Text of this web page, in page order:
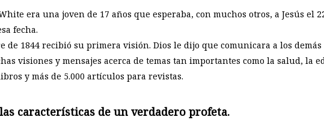
era una joven de 17 años que esperaba, con muchos otros, a Jesús el
fecha.
de 1844 recibió su primera visión. Dios le dijo que comunicara a los
visiones y mensajes acerca de temas tan importantes como la salud, la
y más de 5.000 artículos para revistas.
características de un verdadero profeta.